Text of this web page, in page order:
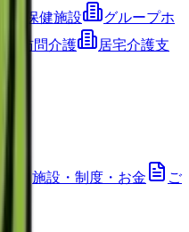
人保健施設
グループホ
訪問介護
居宅介護支
施設・制度・お金
ご